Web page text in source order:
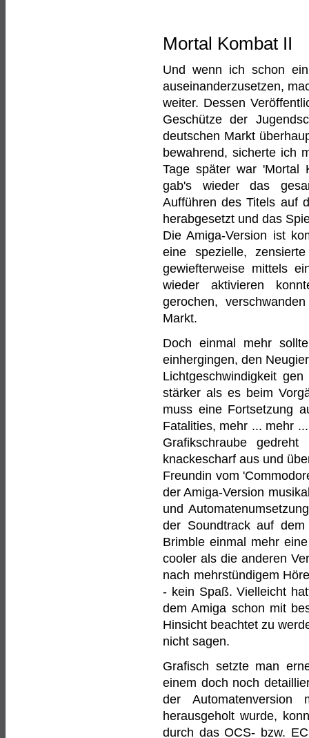
Mortal Kombat II
Und wenn ich schon
auseinanderzusetzen,
weiter. Dessen
Geschütze der
deutschen Markt
bewahrend, sicherte ich
Tage später war 'Mortal
gab's wieder das
Aufführen des Titels auf
herabgesetzt und das
Die Amiga-Version ist
eine spezielle,
gewiefterweise mittels
wieder aktivieren
gerochen,
Markt.
Doch einmal mehr
einhergingen, den
Lichtgeschwindigkeit
stärker als es beim
muss eine Fortsetzung
Fatalities, mehr ... mehr
Grafikschraube
knackescharf aus und
Freundin vom
der Amiga-Version
und
der Soundtrack auf
Brimble einmal mehr
cooler als die anderen
nach mehrstündigem
- kein Spaß. Vielleicht
dem Amiga schon mit
Hinsicht beachtet zu
nicht sagen.
Grafisch setzte man
einem doch noch
der
herausgeholt wurde,
durch das OCS- bzw.